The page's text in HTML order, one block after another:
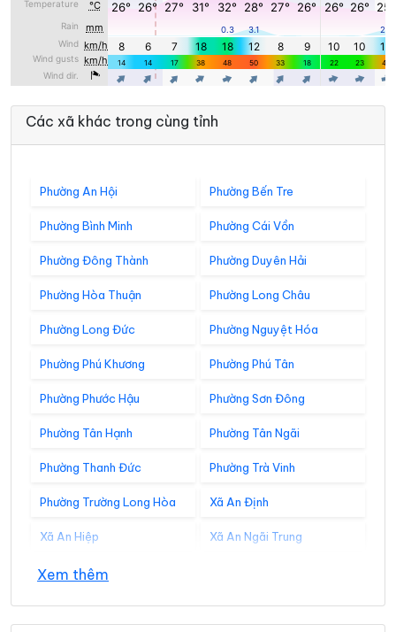
Các xã khác trong cùng tỉnh
Phường An Hội Phường Bến Tre
Phường Bình Minh Phường Cái Vồn
Phường Đông Thành Phường Duyên Hải
Phường Hòa Thuận Phường Long Châu
Phường Long Đức Phường Nguyệt Hóa
Phường Phú Khương Phường Phú Tân
Phường Phước Hậu Phường Sơn Đông
Phường Tân Hạnh Phường Tân Ngãi
Phường Thanh Đức Phường Trà Vinh
Phường Trường Long Hòa Xã An Định
Xã An Hiệp Xã An Ngãi Trung
Xã An Phú Tân
Xã Ba Tri Xã Bảo Thạnh
Xem thêm